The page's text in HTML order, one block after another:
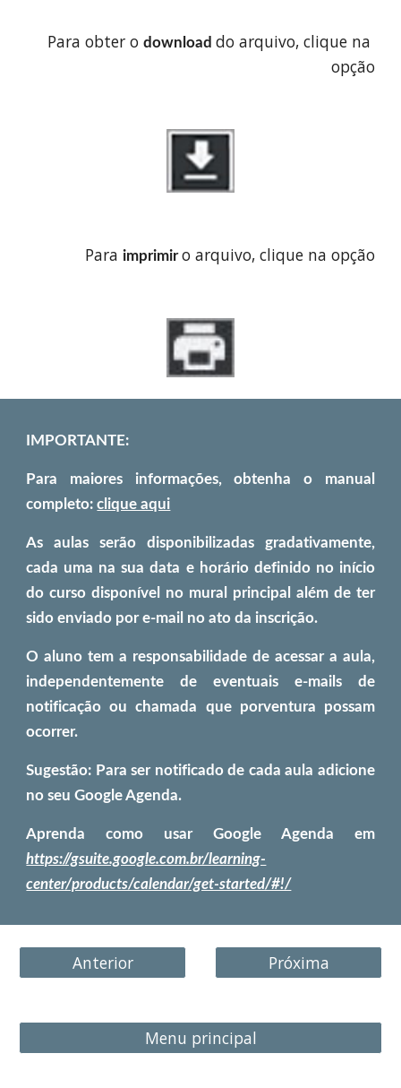
Para obter o download do arquivo, clique na
opção
Para imprimir o arquivo, clique na opção
IMPORTANTE:
Para maiores informações, obtenha o manual
completo:clique aqui
As aulas serão disponibilizadas gradativamente,
cada uma na sua data e horário definido no início
do curso disponível no mural principal além de ter
sido enviado por e-mail no ato da inscrição.
O aluno tem a responsabilidade de acessar a aula,
independentemente de eventuais e-mails de
notificação ou chamada que porventura possam
ocorrer.
Sugestão: Para ser notificado de cada aula adicione
no seu Google Agenda.
Aprenda como usar Google Agenda em
https://gsuite.google.com.br/learning-
center/products/calendar/get-started/#!/
Anterior Próxima
Menu principal